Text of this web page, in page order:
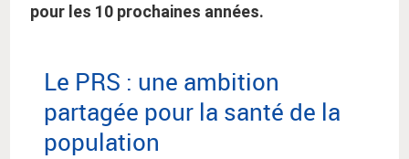
pour les 10 prochaines années.
Le PRS : une ambition
partagée pour la santé de la
population